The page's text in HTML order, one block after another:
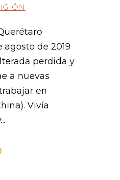
agosto de 2019
perdida y
a nuevas
en
Vivía